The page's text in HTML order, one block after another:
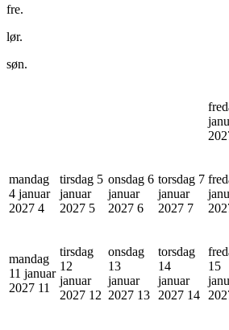
fre.
lør.
søn.
mandag
4 januar
2027 4
tirsdag 5
januar
2027 5
onsdag 6
januar
2027 6
torsdag 7
januar
2027 7
mandag
11 januar
2027 11
tirsdag
12
januar
2027 12
onsdag
13
januar
2027 13
torsdag
14
januar
2027 14
15